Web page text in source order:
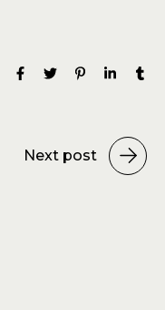
Next post